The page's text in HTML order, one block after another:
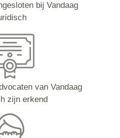
bij Vandaag
van Vandaag
zijn erkend